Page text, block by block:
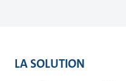
LA SOLUTION